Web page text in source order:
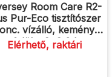
Room Care R2-
Pur-Eco tisztítószer
vízálló, kemény
felület 2x2,0 l
Elérhető, raktári